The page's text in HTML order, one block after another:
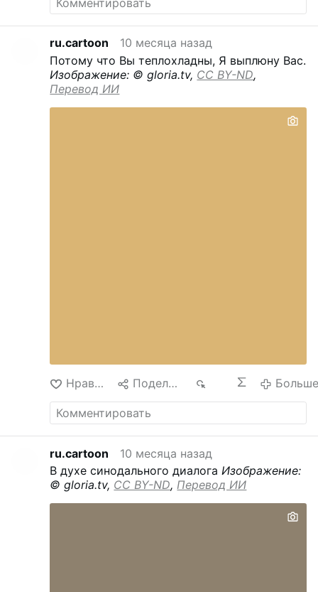
ru.cartoon
10 месяца назад
Потому что Вы теплохладны, Я выплюну Вас.
Изображение: © gloria.tv, CC BY-ND,
Перевод ИИ
Нравится Поделиться
ru.cartoon
10 месяца назад
В духе синодального диалога Изображение:
© gloria.tv, CC BY-ND,Перевод ИИ